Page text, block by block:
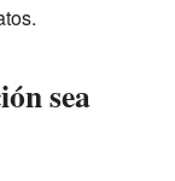
sea